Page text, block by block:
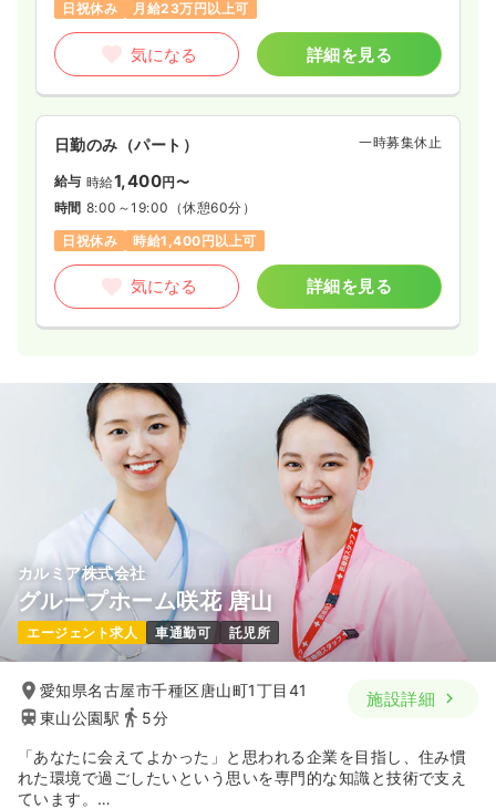
日祝休み 月給23万円以上可
気になる 詳細を見る
日勤のみ（パート） 一時募集休止
給与 時給1,400円〜
時間 8:00～19:00 （休憩60分）
日祝休み
時給1,400円以上可
気になる 詳細を見る
カルミア株式会社
グループホーム咲花 唐山
エージェント求人 車通勤可 託児所
愛知県名古屋市千種区唐山町1丁目41
東山公園駅
5分
施設詳細
「あなたに会えてよかった」と思われる企業を目指し、住み慣
れた環境で過ごしたいという思いを専門的な知識と技術で支え
ています。